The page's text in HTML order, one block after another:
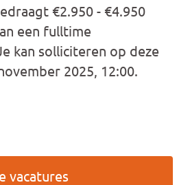
€2.950 - €4.950
een fulltime
kan solliciteren op deze
2025, 12:00.
vacatures